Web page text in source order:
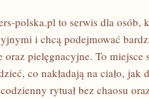
polska.pl to serwis dla osób,
i chcą podejmować
oraz pielęgnacyjne. To
co nakładają na ciało, jak
rytuał bez chaosu